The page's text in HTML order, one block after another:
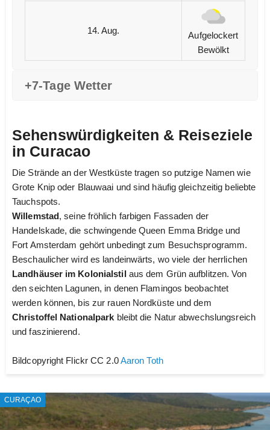
14. Aug.
Aufgelockert
Bewölkt
+7-Tage Wetter
Sehenswürdigkeiten & Reiseziele
in Curacao
Die Strände an der Westküste tragen so putzige Namen wie
Grote Knip oder Blauwaai und sind häufig gleichzeitig beliebte
Tauchspots.
Willemstad, seine fröhlich farbigen Fassaden der
Handelskade, die schwingende Queen Emma Bridge und
Fort Amsterdam gehört unbedingt zum Besuchsprogramm.
Beschaulicher wird es landeinwärts, wo viele der herrlichen
Landhäuser im Kolonialstil aus dem Grün aufblitzen. Von
den seichten Lagunen, in denen Flamingos beobachtet
werden können, bis zur rauen Nordküste und dem
Christoffel Nationalpark bleibt die Natur abwechslungsreich
und faszinierend.
Bildcopyright Flickr CC 2.0Aaron Toth
CURAÇAO